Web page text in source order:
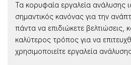
Τα κορυφαία εργαλεία ανάλυσης
σημαντικός κανόνας για την
πάντα να επιδιώκετε βελτιώσεις,
καλύτερος τρόπος για να
χρησιμοποιείτε εργαλεία